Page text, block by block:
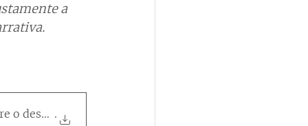
a
o desastre climático
.